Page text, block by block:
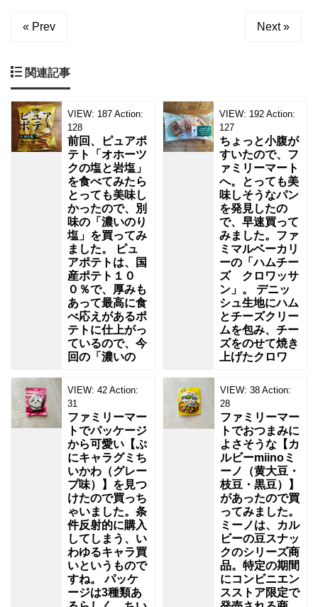
« Prev Next »
関連記事
VIEW: 187 Action:
128
前回、ピュアポ
テト「オホーツ
クの塩と岩塩」
を食べてみたら
とっても美味し
かったので、別
味の「濃いのり
塩」を買ってみ
ました。 ピュ
アポテトは、国
産ポテト１０
０％で、厚みも
あって最高に食
べ応えがあるポ
テトに仕上がっ
ているので、今
回の「濃いの
VIEW: 192 Action:
127
ちょっと小腹が
すいたので、フ
ァミリーマート
へ。とっても美
味しそうなパン
を発見したの
で、早速買って
みました。ファ
ミマルベーカリ
ーの「ハムチー
ズ クロワッサ
ン」。 デニッ
シュ生地にハム
とチーズクリー
ムを包み、チー
ズをのせて焼き
上げたクロワ
VIEW: 42 Action:
31
ファミリーマー
トでパッケージ
から可愛い【ぷ
にキャラグミち
いかわ（グレー
プ味）】を見つ
けたので買っち
ゃいました。条
件反射的に購入
してしまう、い
わゆるキャラ買
いというもので
すね。 パッケ
ージは3種類あ
VIEW: 38 Action:
28
ファミリーマー
トでおつまみに
よさそうな【カ
ルビーmiinoミ
ーノ（黄大豆・
枝豆・黒豆）】
があったので買
ってみました。
ミーノは、カル
ビーの豆スナッ
クのシリーズ商
品。特定の期間
にコンビニエン
スストア限定で